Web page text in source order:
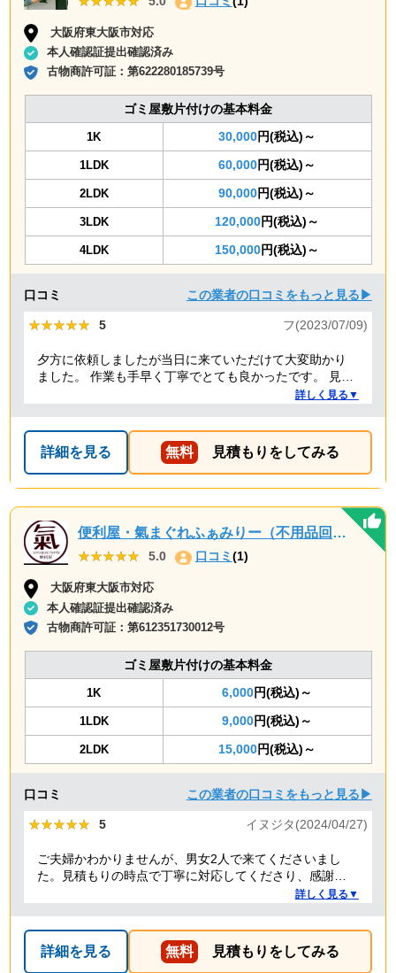
大阪府東大阪市対応
本人確認証提出確認済み
古物商許可証：第622280185739号
ゴミ屋敷片付けの基本料金
1K 30,000円(税込)～
1LDK 60,000円(税込)～
2LDK 90,000円(税込)～
3LDK 120,000円(税込)～
4LDK 150,000円(税込)～
口コミ この業者の口コミをもっと見る▶
★★★★★
★★★★★ 5 フ(2023/07/09)
夕方に依頼しましたが当日に来ていただけて大変助かり
ました。 作業も手早く丁寧でとても良かったです。 見積
り金額以上の追加料金もありませんでした。 ありがとう
詳しく見る▼
詳細を見る 無料 見積もりをしてみる
便利屋・氣まぐれふぁみりー（不用品回収・遺品整理・お墓参り代行等、幅広く対応しております）
★★★★★
★★★★★ 5.0 口コミ(1)
大阪府東大阪市対応
本人確認証提出確認済み
古物商許可証：第612351730012号
ゴミ屋敷片付けの基本料金
1K 6,000円(税込)～
1LDK 9,000円(税込)～
2LDK 15,000円(税込)～
口コミ この業者の口コミをもっと見る▶
★★★★★
★★★★★ 5 イヌジタ(2024/04/27)
ご夫婦かわかりませんが、男女2人で来てくださいまし
た。見積もりの時点で丁寧に対応してくださり、感謝し
詳しく見る▼
詳細を見る 無料 見積もりをしてみる